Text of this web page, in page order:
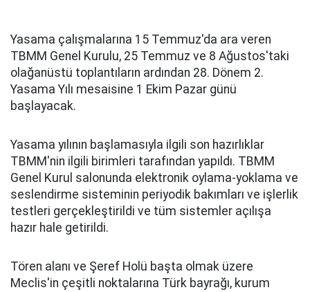
Yasama çalışmalarına 15 Temmuz'da ara veren
TBMM Genel Kurulu, 25 Temmuz ve 8 Ağustos'taki
olağanüstü toplantıların ardından 28. Dönem 2.
Yasama Yılı mesaisine 1 Ekim Pazar günü
başlayacak.
Yasama yılının başlamasıyla ilgili son hazırlıklar
TBMM'nin ilgili birimleri tarafından yapıldı. TBMM
Genel Kurul salonunda elektronik oylama-yoklama ve
seslendirme sisteminin periyodik bakımları ve işlerlik
testleri gerçekleştirildi ve tüm sistemler açılışa
hazır hale getirildi.
Tören alanı ve Şeref Holü başta olmak üzere
Meclis'in çeşitli noktalarına Türk bayrağı, kurum